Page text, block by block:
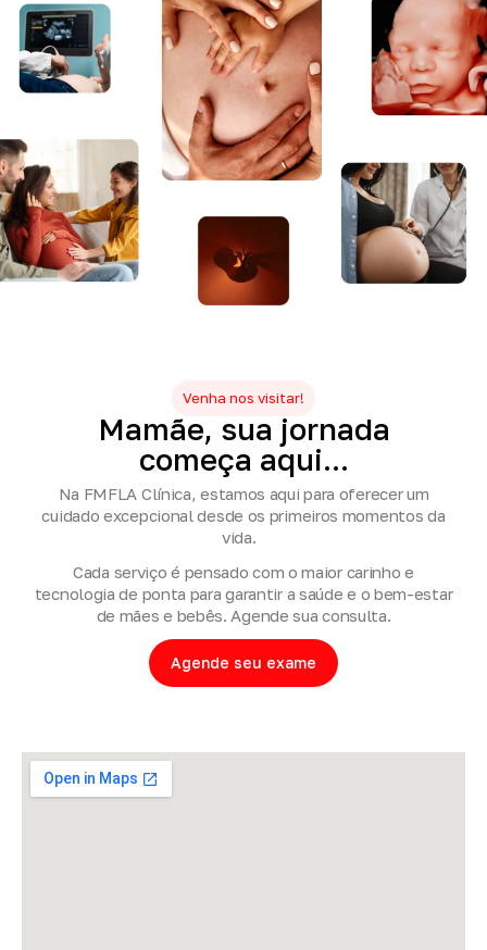
Venha nos visitar!
Mamãe, sua jornada
começa aqui...
Na FMFLA Clínica, estamos aqui para oferecer um
cuidado excepcional desde os primeiros momentos da
vida.
Cada serviço é pensado com o maior carinho e
tecnologia de ponta para garantir a saúde e o bem-estar
de mães e bebês. Agende sua consulta.
Agende seu exame